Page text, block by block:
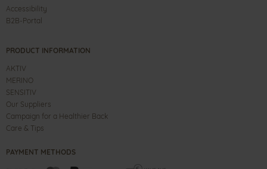
Accessibility
B2B-Portal
PRODUCT INFORMATION
AKTIV
MERINO
SENSITIV
Our Suppliers
Campaign for a Healthier Back
Care & Tips
PAYMENT METHODS